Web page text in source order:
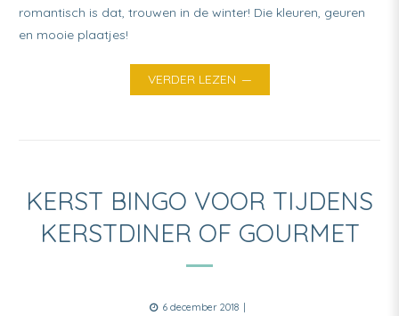
romantisch is dat, trouwen in de winter! Die kleuren, geuren
en mooie plaatjes!
VERDER LEZEN
KERST BINGO VOOR TIJDENS
KERSTDINER OF GOURMET
Posted
6 december 2018